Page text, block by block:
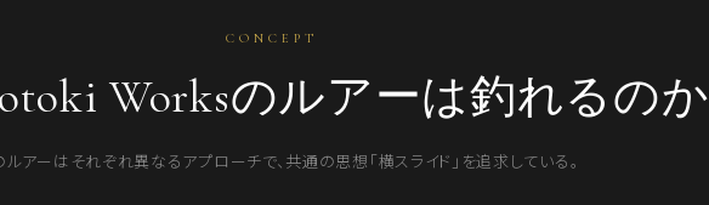
CONCEPT
Worksのルアーは釣れるのか
アーはそれぞれ異なるアプローチで、共通の思想「横スライド」を追求している。